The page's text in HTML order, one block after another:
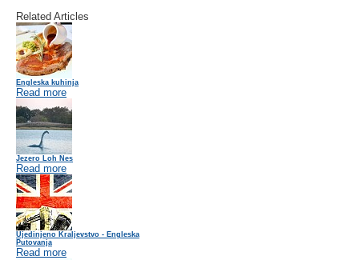
Related Articles
Engleska kuhinja
Read more
Jezero Loh Nes
Read more
Ujedinjeno Kraljevstvo - Engleska
Putovanja
Read more